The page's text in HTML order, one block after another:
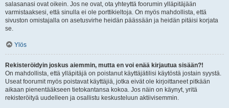
salasanasi ovat oikein. Jos ne ovat, ota yhteyttä foorumin ylläpitäjään
varmistaaksesi, että sinulla ei ole porttikieltoja. On myös mahdollista, että
sivuston omistajalla on asetusvirhe heidän päässään ja heidän pitäisi korjata
se.
Ylös
Rekisteröidyin joskus aiemmin, mutta en voi enää kirjautua sisään?!
On mahdollista, että ylläpitäjä on poistanut käyttäjätilisi käytöstä jostain syystä.
Useat foorumit myös poistavat käyttäjiä, jotka eivät ole kirjoittaneet pitkään
aikaan pienentääkseen tietokantansa kokoa. Jos näin on käynyt, yritä
rekisteröityä uudelleen ja osallistu keskusteluun aktiivisemmin.